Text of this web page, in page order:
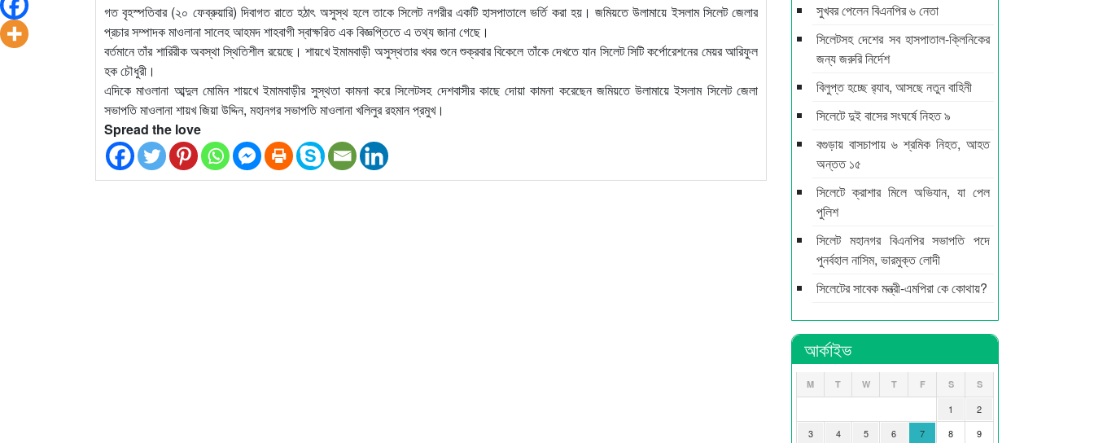
গত বৃহস্পতিবার (২০ ফেব্রুয়ারি) দিবাগত রাতে হঠাৎ অসুস্থ হলে তাকে সিলেট নগরীর একটি হাসপাতালে ভর্তি করা হয়। জমিয়তে উলামায়ে ইসলাম সিলেট জেলার
প্রচার সম্পাদক মাওলানা সালেহ আহমদ শাহবাগী স্বাক্ষরিত এক বিজ্ঞপ্তিতে এ তথ্য জানা গেছে।
বর্তমানে তাঁর শারিরীক অবস্থা স্থিতিশীল রয়েছে। শায়খে ইমামবাড়ী অসুস্থতার খবর শুনে শুক্রবার বিকেলে তাঁকে দেখতে যান সিলেট সিটি কর্পোরেশনের মেয়র আরিফুল
হক চৌধুরী।
এদিকে মাওলানা আব্দুল মোমিন শায়খে ইমামবাড়ীর সুস্থতা কামনা করে সিলেটসহ দেশবাসীর কাছে দোয়া কামনা করেছেন জমিয়তে উলামায়ে ইসলাম সিলেট জেলা
সভাপতি মাওলানা শায়খ জিয়া উদ্দিন, মহানগর সভাপতি মাওলানা খলিলুর রহমান প্রমুখ।
Spread the love
সুখবর পেলেন বিএনপির ৬ নেতা
সিলেটসহ দেশের সব হাসপাতাল-ক্লিনিকের
জন্য জরুরি নির্দেশ
বিলুপ্ত হচ্ছে র‍্যাব, আসছে নতুন বাহিনী
সিলেটে দুই বাসের সংঘর্ষে নিহত ৯
বগুড়ায় বাসচাপায় ৬ শ্রমিক নিহত, আহত
অন্তত ১৫
সিলেটে ক্রাশার মিলে অভিযান, যা পেল
পুলিশ
সিলেট মহানগর বিএনপির সভাপতি পদে
পুনর্বহাল নাসিম, ভারমুক্ত লোদী
সিলেটের সাবেক মন্ত্রী-এমপিরা কে কোথায়?
আর্কাইভ
M T W T F S S
1
2
3
4 5 6 7 8
9